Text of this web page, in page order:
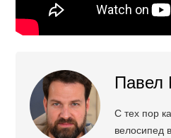
Павел
С тех пор
велосипед